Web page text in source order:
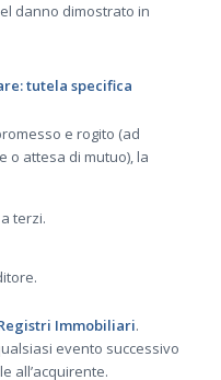
danno dimostrato in
tutela specifica
e rogito (ad
o attesa di mutuo), la
terzi.
Immobiliari.
evento successivo
all’acquirente.